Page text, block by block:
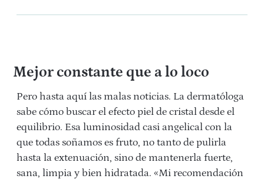
Mejor constante que a lo loco
Pero hasta aquí las malas noticias. La dermatóloga
sabe cómo buscar el efecto piel de cristal desde el
equilibrio. Esa luminosidad casi angelical con la
que todas soñamos es fruto, no tanto de pulirla
hasta la extenuación, sino de mantenerla fuerte,
sana, limpia y bien hidratada. «Mi recomendación